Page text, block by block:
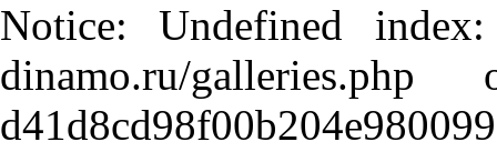
Notice: Undefined
dinamo.ru/